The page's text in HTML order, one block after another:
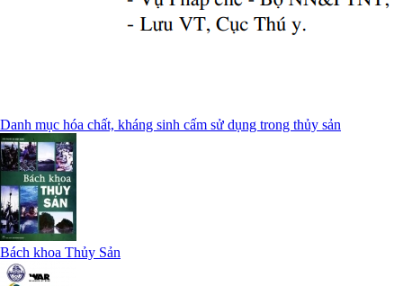
Danh mục hóa chất, kháng sinh cấm sử dụng trong thủy sản
Bách khoa Thủy Sản